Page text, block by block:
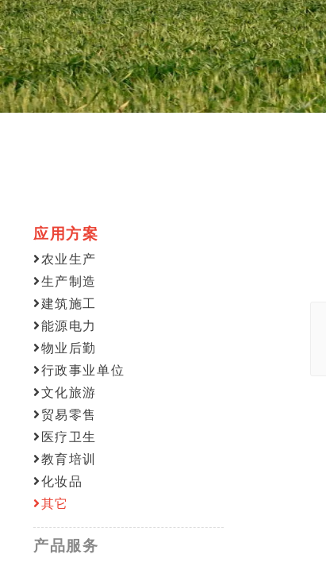
应用方案
农业生产
生产制造
建筑施工
能源电力
物业后勤
行政事业单位
文化旅游
贸易零售
医疗卫生
教育培训
化妆品
其它
产品服务